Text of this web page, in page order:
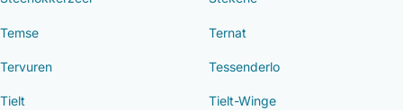
Temse Ternat
Tervuren Tessenderlo
Tielt Tielt-Winge